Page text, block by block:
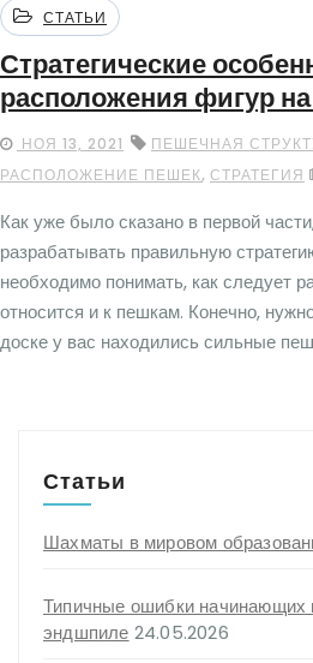
СТАТЬИ
Стратегические
расположения фигур
НОЯ 13, 2021 ПЕШЕЧНАЯ
РАСПОЛОЖЕНИЕ ПЕШЕК, СТРАТЕГИЯ
Как уже было сказано в первой
разрабатывать правильную
необходимо понимать, как следует
относится и к пешкам. Конечно,
доске у вас находились сильные
Статьи
Шахматы в мировом
Типичные ошибки начинающих
эндшпиле 24.05.2026